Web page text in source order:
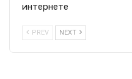
интернете
PREV NEXT